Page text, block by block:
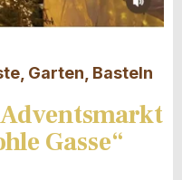
Garten, Basteln
Gasse“